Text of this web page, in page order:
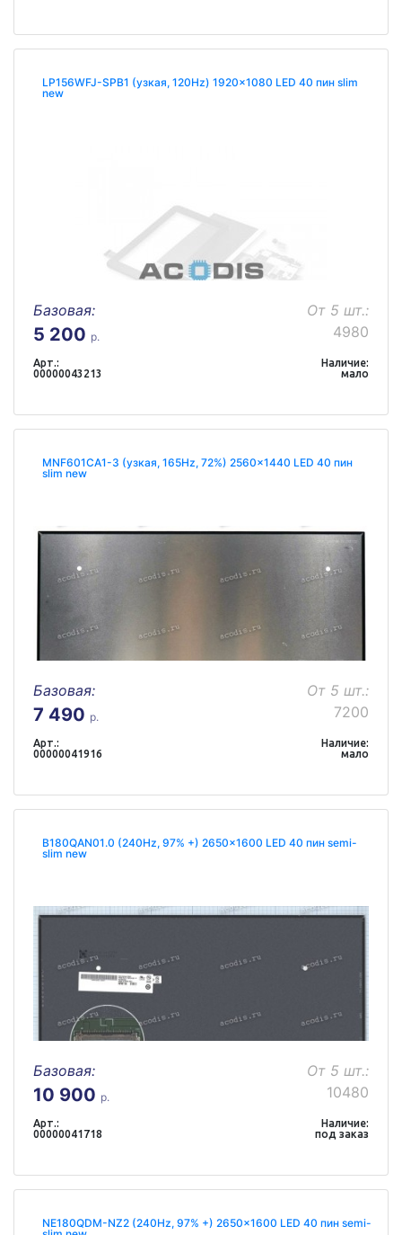
LP156WFJ-SPB1 (узкая, 120Hz) 1920x1080 LED 40 пин slim
new
Базовая:
5 200 р.
От 5 шт.:
4980
Арт.:
00000043213
Наличие:
мало
MNF601CA1-3 (узкая, 165Hz, 72%) 2560x1440 LED 40 пин
slim new
Базовая:
7 490 р.
От 5 шт.:
7200
Арт.:
00000041916
Наличие:
мало
B180QAN01.0 (240Hz, 97% +) 2650x1600 LED 40 пин semi-
slim new
Базовая:
10 900 р.
От 5 шт.:
10480
Арт.:
00000041718
Наличие:
под заказ
NE180QDM-NZ2 (240Hz, 97% +) 2650x1600 LED 40 пин semi-